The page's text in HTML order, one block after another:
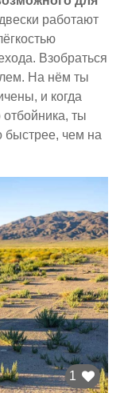
работают
Взобраться
На нём ты
и когда
отбойника, ты
быстрее, чем на
1